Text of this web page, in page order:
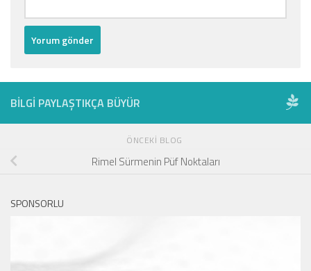
BILGI PAYLAŞTIKÇA BÜYÜR
ÖNCEKI BLOG
Rimel Sürmenin Püf Noktaları
SPONSORLU